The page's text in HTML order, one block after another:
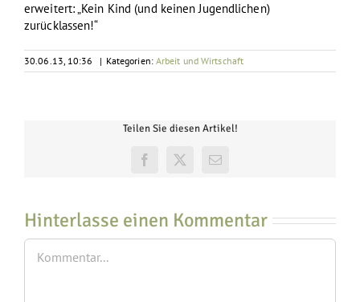
erweitert: „Kein Kind (und keinen Jugendlichen)
zurücklassen!“
30.06.13, 10:36 | Kategorien: Arbeit und Wirtschaft
Teilen Sie diesen Artikel!
Facebook
X
E-
Hinterlasse einen Kommentar
Kommentar